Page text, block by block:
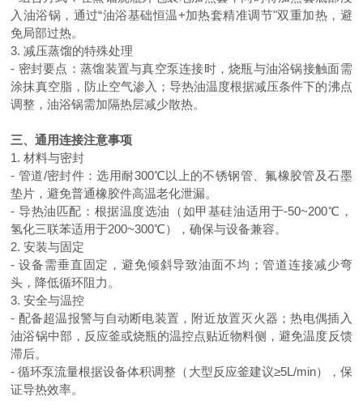
入油浴锅，通过“油浴基础恒温+加热套精准调节"双重加热，避
免局部过热。
3. 减压蒸馏的特殊处理
- 密封要点：蒸馏装置与真空泵连接时，烧瓶与油浴锅接触面需
涂抹真空脂，防止空气渗入；导热油温度根据减压条件下的沸点
调整，油浴锅需加隔热层减少散热。
三、通用连接注意事项
1. 材料与密封
- 管道/密封件：选用耐300℃以上的不锈钢管、氟橡胶管及石墨
垫片，避免普通橡胶件高温老化泄漏。
- 导热油匹配：根据温度选油（如甲基硅油适用于-50~200℃，
氢化三联苯适用于200~300℃），确保与设备兼容。
2. 安装与固定
- 设备需垂直固定，避免倾斜导致油面不均；管道连接减少弯
头，降低循环阻力。
3. 安全与温控
- 配备超温报警与自动断电装置，附近放置灭火器；热电偶插入
油浴锅中部，反应釜或烧瓶的温控点贴近物料侧，避免温度反馈
滞后。
- 循环泵流量根据设备体积调整（大型反应釜建议≥5L/min），保
证导热效率。